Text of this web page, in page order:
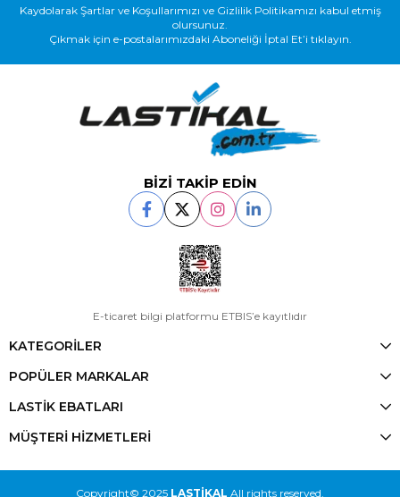
Kaydolarak Şartlar ve Koşullarımızı ve Gizlilik Politikamızı kabul etmiş
olursunuz.
Çıkmak için e-postalarımızdaki Aboneliği İptal Et’i tıklayın.
BİZİ TAKİP EDİN
E-ticaret bilgi platformu ETBIS’e kayıtlıdır
KATEGORİLER
POPÜLER MARKALAR
LASTİK EBATLARI
MÜŞTERİ HİZMETLERİ
Copyright© 2025 LASTİKAL All rights reserved.